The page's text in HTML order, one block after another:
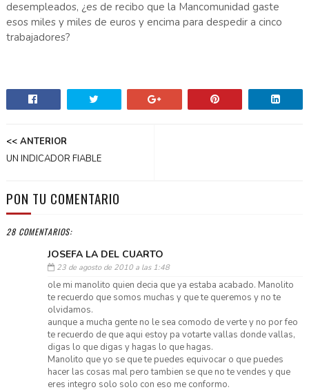
desempleados, ¿es de recibo que la Mancomunidad gaste
esos miles y miles de euros y encima para despedir a cinco
trabajadores?
<< ANTERIOR
UN INDICADOR FIABLE
PON TU COMENTARIO
28 COMENTARIOS:
JOSEFA LA DEL CUARTO
23 de agosto de 2010 a las 1:48
ole mi manolito quien decia que ya estaba acabado. Manolito
te recuerdo que somos muchas y que te queremos y no te
olvidamos.
aunque a mucha gente no le sea comodo de verte y no por feo
te recuerdo de que aqui estoy pa votarte vallas donde vallas,
digas lo que digas y hagas lo que hagas.
Manolito que yo se que te puedes equivocar o que puedes
hacer las cosas mal pero tambien se que no te vendes y que
eres integro solo solo con eso me conformo.